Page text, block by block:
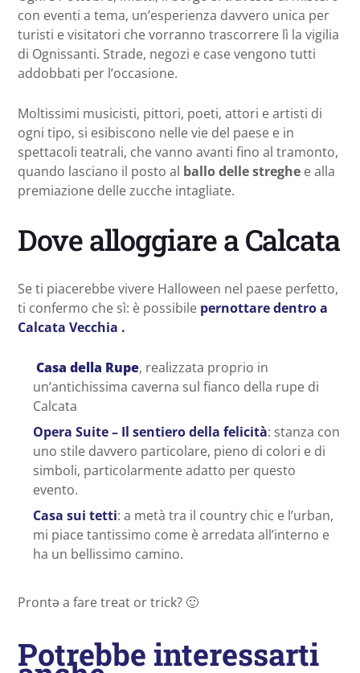
con eventi a tema, un’esperienza davvero unica per
turisti e visitatori che vorranno trascorrere lì la vigilia
di Ognissanti. Strade, negozi e case vengono tutti
addobbati per l’occasione.
Moltissimi musicisti, pittori, poeti, attori e artisti di
ogni tipo, si esibiscono nelle vie del paese e in
spettacoli teatrali, che vanno avanti fino al tramonto,
quando lasciano il posto al ballo delle streghe e alla
premiazione delle zucche intagliate.
Dove alloggiare a Calcata
Se ti piacerebbe vivere Halloween nel paese perfetto,
ti confermo che sì: è possibile pernottare dentro a
Calcata Vecchia .
Casa della Rupe, realizzata proprio in
un’antichissima caverna sul fianco della rupe di
Calcata
Opera Suite – Il sentiero della felicità: stanza con
uno stile davvero particolare, pieno di colori e di
simboli, particolarmente adatto per questo
evento.
Casa sui tetti: a metà tra il country chic e l’urban,
mi piace tantissimo come è arredata all’interno e
ha un bellissimo camino.
Prontə a fare treat or trick? 🙂
Potrebbe interessarti